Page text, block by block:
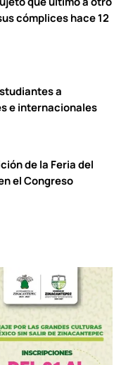
cómplices hace 12
a
e internacionales
de la Feria del
el Congreso